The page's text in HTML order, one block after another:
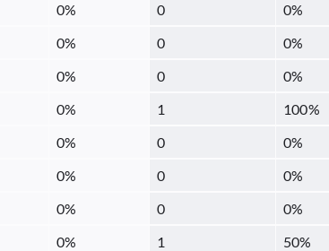
0% 0 0%
0% 0 0%
0% 0 0%
0% 1 100%
0% 0 0%
0% 0 0%
0% 0 0%
0% 1 50%